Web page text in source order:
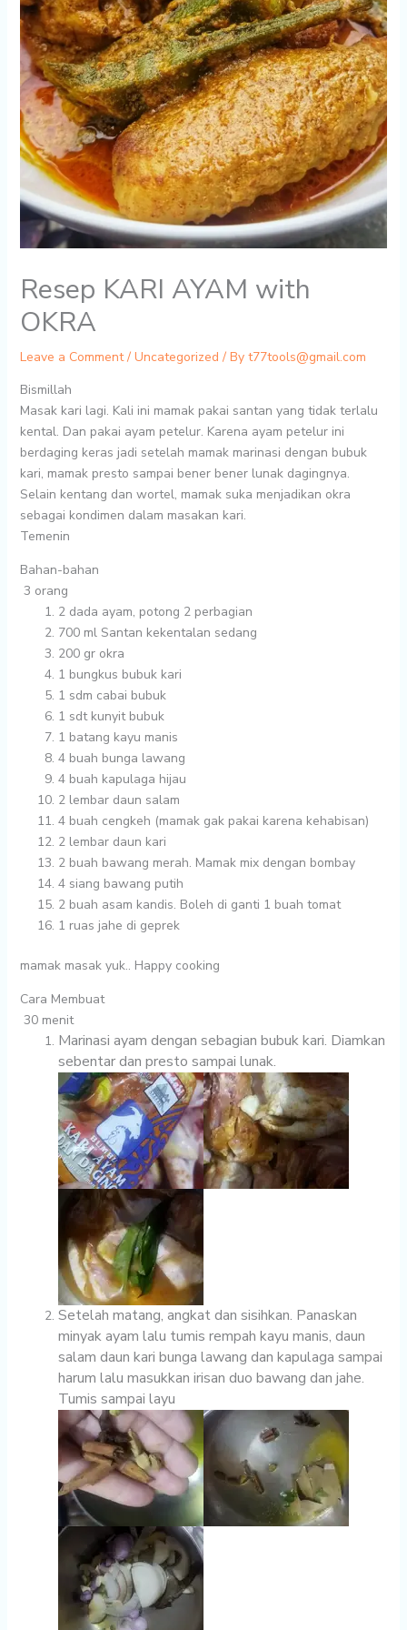
Resep KARI AYAM with
OKRA
Leave a Comment / Uncategorized / By t77tools@gmail.com
Bismillah
Masak kari lagi. Kali ini mamak pakai santan yang tidak terlalu
kental. Dan pakai ayam petelur. Karena ayam petelur ini
berdaging keras jadi setelah mamak marinasi dengan bubuk
kari, mamak presto sampai bener bener lunak dagingnya.
Selain kentang dan wortel, mamak suka menjadikan okra
sebagai kondimen dalam masakan kari.
Temenin
Bahan-bahan
3 orang
2dada ayam, potong 2 perbagian
700 mlSantan kekentalan sedang
200 grokra
1 bungkus bubuk kari
1 sdm cabai bubuk
1 sdtkunyit bubuk
1 batang kayu manis
4 buah bunga lawang
4 buah kapulaga hijau
2 lembardaun salam
4 buah cengkeh (mamak gak pakai karena kehabisan)
2 lembardaun kari
2 buah bawang merah. Mamak mix dengan bombay
4siang bawang putih
2 buah asam kandis. Boleh di ganti 1 buah tomat
1 ruas jahe di geprek
mamak masak yuk.. Happy cooking
Cara Membuat
30 menit
Marinasi ayam dengan sebagian bubuk kari. Diamkan
sebentar dan presto sampai lunak.
Setelah matang, angkat dan sisihkan. Panaskan
minyak ayam lalu tumis rempah kayu manis, daun
salam daun kari bunga lawang dan kapulaga sampai
harum lalu masukkan irisan duo bawang dan jahe.
Tumis sampai layu